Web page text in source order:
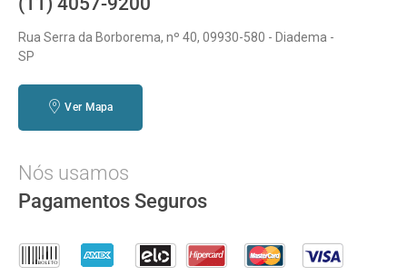
Rua Serra da Borborema, nº 40, 09930-580 - Diadema -
SP
Ver Mapa
Nós usamos
Pagamentos Seguros